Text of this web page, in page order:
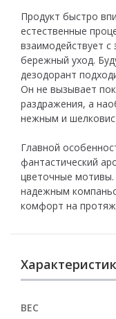
Продукт быстро
естественные
взаимодействует
бережный уход.
дезодорант
Он не вызывает
раздражения, а
нежным и
Главной
фантастический
цветочные мотивы.
надежным
комфорт на
ВЕС